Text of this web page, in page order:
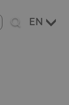
Select
your